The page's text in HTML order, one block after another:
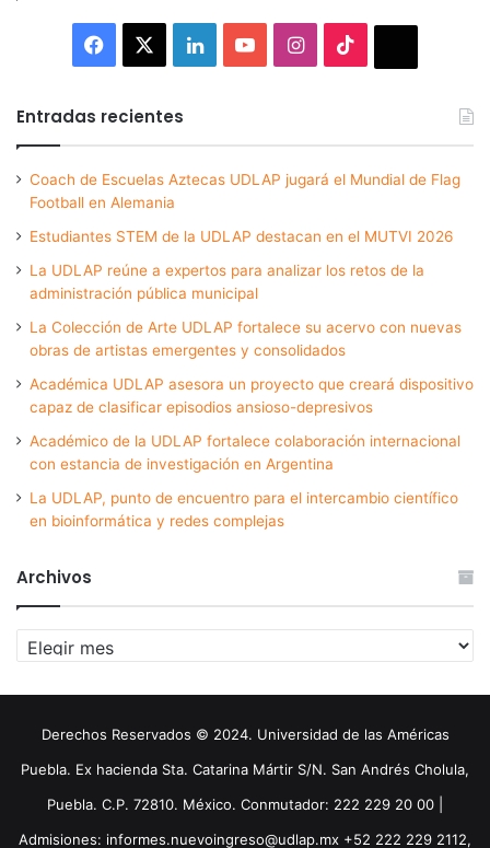
Facebook LinkedInYouTubeInstagram
Entradas recientes
Coach de Escuelas Aztecas UDLAP jugará el Mundial de Flag
Football en Alemania
Estudiantes STEM de la UDLAP destacan en el MUTVI 2026
La UDLAP reúne a expertos para analizar los retos de la
administración pública municipal
La Colección de Arte UDLAP fortalece su acervo con nuevas
obras de artistas emergentes y consolidados
Académica UDLAP asesora un proyecto que creará dispositivo
capaz de clasificar episodios ansioso-depresivos
Académico de la UDLAP fortalece colaboración internacional
con estancia de investigación en Argentina
La UDLAP, punto de encuentro para el intercambio científico
en bioinformática y redes complejas
Archivos
Archivos
Derechos Reservados © 2024. Universidad de las Américas
Puebla. Ex hacienda Sta. Catarina Mártir S/N. San Andrés Cholula,
Puebla. C.P. 72810. México. Conmutador: 222 229 20 00 |
Admisiones: informes.nuevoingreso@udlap.mx +52 222 229 2112,